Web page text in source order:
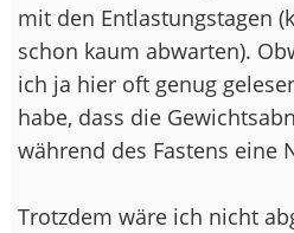
mit den Entlastungstagen
schon kaum abwarten).
ich ja hier oft genug
habe, dass die
während des Fastens eine
Trotzdem wäre ich nicht